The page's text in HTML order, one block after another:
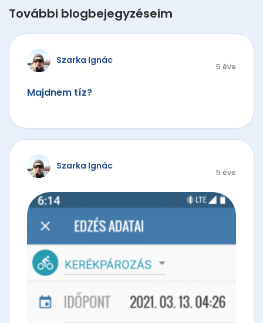
További blogbejegyzéseim
Szarka Ignác
5 éve
Majdnem tíz?
Szarka Ignác
5 éve